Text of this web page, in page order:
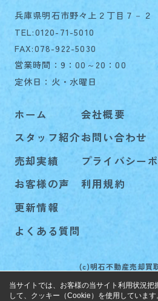
兵庫県明石市野々上２丁目７－２
TEL:0120-71-5010
FAX:078-922-5030
営業時間：9：00～20：00
定休日：火・水曜日
ホーム
スタッフ紹介
売却実績
お客様の声
更新情報
よくある質問
会社概要
お問い合わせ
プライバシー
利用規約
(c)明石不動産売却買
当サイトでは、お客様の当サイト利用状況把
して、クッキー（Cookie）を使用しています